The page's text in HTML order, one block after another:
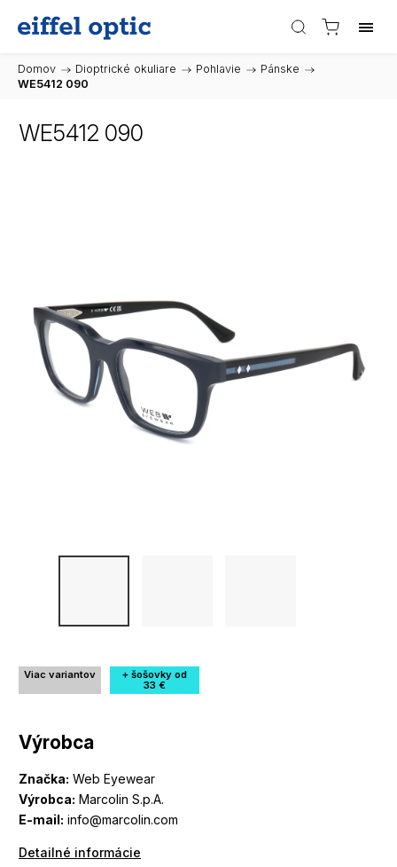
Domov / Dioptrické okuliare / Pohlavie / Pánske /
WE5412 090
WE5412 090
Výrobca
Značka: Web Eyewear
Výrobca: Marcolin S.p.A.
E-mail: info@marcolin.com
Detailné informácie
Viac variantov
+ šošovky od
33 €